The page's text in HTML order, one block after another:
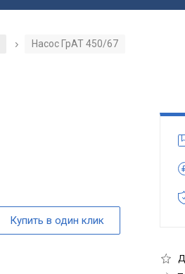
/ Насос ГрАТ 450/67